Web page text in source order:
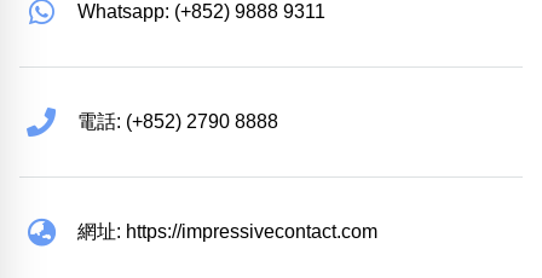
Whatsapp: (+852) 9888 9311
電話: (+852) 2790 8888
網址: https://impressivecontact.com